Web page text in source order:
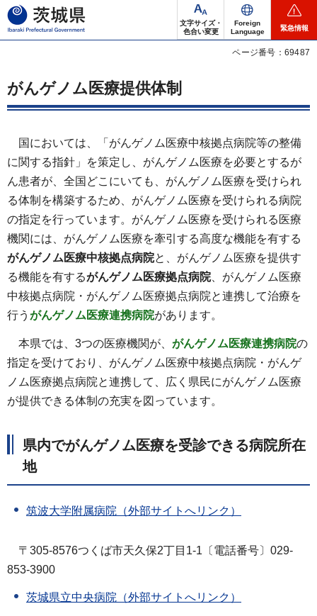
茨城県
文字サイズ・
色合い変更
Foreign
Language
緊急情報
ページ番号：69487
がんゲノム医療提供体制
国においては、「がんゲノム医療中核拠点病院等の整備
に関する指針」を策定し、がんゲノム医療を必要とするが
ん患者が、全国どこにいても、がんゲノム医療を受けられ
る体制を構築するため、がんゲノム医療を受けられる病院
の指定を行っています。がんゲノム医療を受けられる医療
機関には、がんゲノム医療を牽引する高度な機能を有する
がんゲノム医療中核拠点病院と、がんゲノム医療を提供す
る機能を有するがんゲノム医療拠点病院、がんゲノム医療
中核拠点病院・がんゲノム医療拠点病院と連携して治療を
行う がんゲノム医療連携病院があります。
本県では、3つの医療機関が、 がんゲノム医療連携病院の
指定を受けており、がんゲノム医療中核拠点病院・がんゲ
ノム医療拠点病院と連携して、広く県民にがんゲノム医療
が提供できる体制の充実を図っています。
県内でがんゲノム医療を受診できる病院所在
地
筑波大学附属病院（外部サイトへリンク）
〒305-8576つくば市天久保2丁目1-1〔電話番号〕029-
853-3900
茨城県立中央病院（外部サイトへリンク）